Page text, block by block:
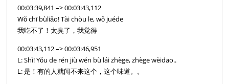
00:03:39,841 –> 00:03:43,112
Wǒ chī bùliǎo! Tài chòu le, wǒ juéde
我吃不了！太臭了，我觉得
00:03:43,112 –> 00:03:46,951
L: Shì! Yǒu de rén jiù wén bù lái zhège, zhège wèidao..
L: 是！有的人就闻不来这个，这个味道。。